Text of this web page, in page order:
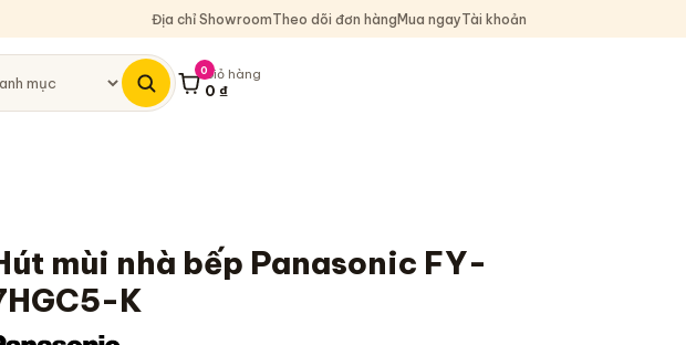
Địa chỉ ShowroomTheo dõi đơn hàngMua ngayTài khoản
Giỏ hàng, 0 sản phẩm, tổng 0 ₫
0Giỏ hàng
0 ₫
mùi nhà bếp Panasonic FY-
K
tin mua hàng